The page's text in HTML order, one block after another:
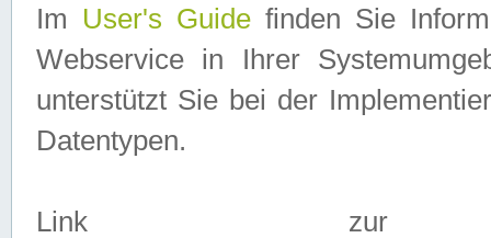
Im User's Guidefinden Sie
Webservice in Ihrer
unterstützt Sie bei der
Datentypen.
Link zur